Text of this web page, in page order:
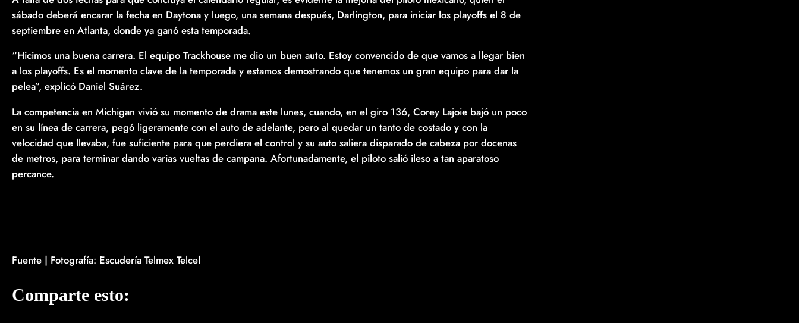
sábado deberá encarar la fecha en Daytona y luego, una semana después, Darlington, para iniciar los playoffs el 8 de
septiembre en Atlanta, donde ya ganó esta temporada.
“Hicimos una buena carrera. El equipo Trackhouse me dio un buen auto. Estoy convencido de que vamos a llegar bien
a los playoffs. Es el momento clave de la temporada y estamos demostrando que tenemos un gran equipo para dar la
pelea”, explicó Daniel Suárez.
La competencia en Michigan vivió su momento de drama este lunes, cuando, en el giro 136, Corey Lajoie bajó un poco
en su línea de carrera, pegó ligeramente con el auto de adelante, pero al quedar un tanto de costado y con la
velocidad que llevaba, fue suficiente para que perdiera el control y su auto saliera disparado de cabeza por docenas
de metros, para terminar dando varias vueltas de campana. Afortunadamente, el piloto salió ileso a tan aparatoso
percance.
Fuente | Fotografía: Escudería Telmex Telcel
Comparte esto: